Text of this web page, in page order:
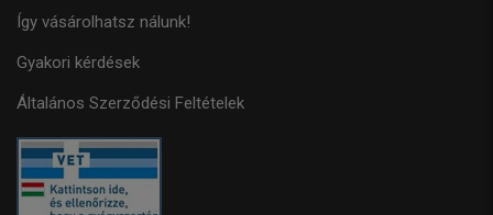
Így vásárolhatsz nálunk!
Gyakori kérdések
Általános Szerződési Feltételek